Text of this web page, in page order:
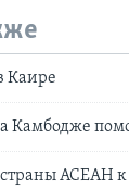
Каире
Камбодже
АСЕАН